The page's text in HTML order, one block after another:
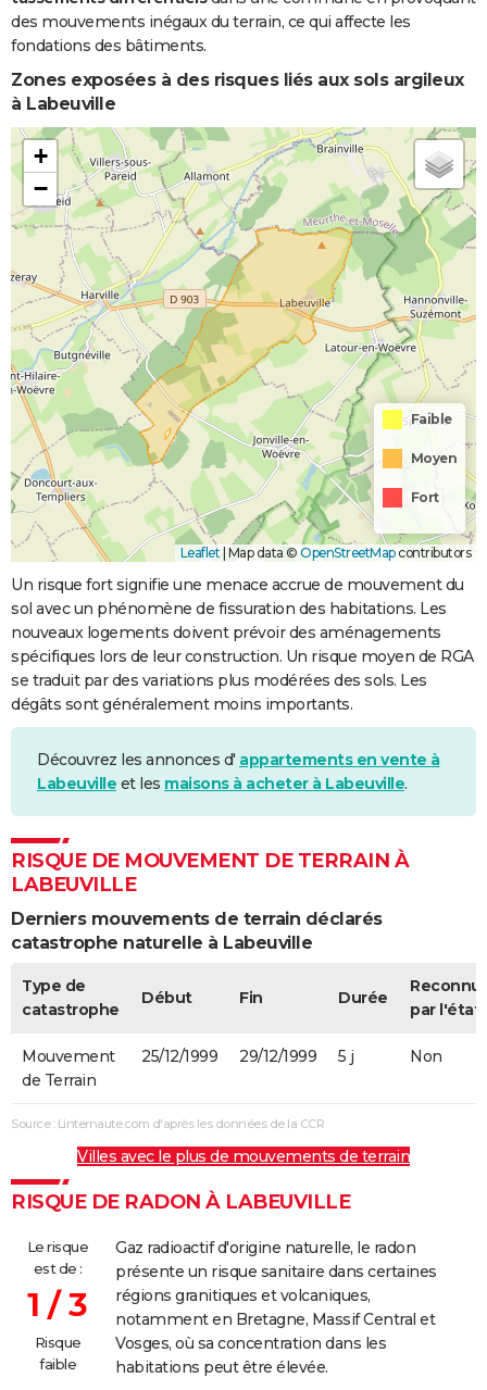
des mouvements inégaux du terrain, ce qui affecte les
fondations des bâtiments.
Zones exposées à des risques liés aux sols argileux
à Labeuville
+
−
Faible
Moyen
Fort
Leaflet | Map data © OpenStreetMapcontributors
Un risque fort signifie une menace accrue de mouvement du
sol avec un phénomène de fissuration des habitations. Les
nouveaux logements doivent prévoir des aménagements
spécifiques lors de leur construction. Un risque moyen de RGA
se traduit par des variations plus modérées des sols. Les
dégâts sont généralement moins importants.
Découvrez les annonces d' appartements en vente à
Labeuville et les maisons à acheter à Labeuville.
RISQUE DE MOUVEMENT DE TERRAIN À
LABEUVILLE
Derniers mouvements de terrain déclarés
catastrophe naturelle à Labeuville
Type de
catastrophe
Début Fin Durée
par l'état
Mouvement
de Terrain
25/12/1999 29/12/1999 5 j Non
Source : Linternaute.com d'après les données de la CCR
Villes avec le plus de mouvements de terrain
RISQUE DE RADON À LABEUVILLE
Le risque
est de :
1 / 3
Risque
faible
Gaz radioactif d'origine naturelle, le radon
présente un risque sanitaire dans certaines
régions granitiques et volcaniques,
notamment en Bretagne, Massif Central et
Vosges, où sa concentration dans les
habitations peut être élevée.